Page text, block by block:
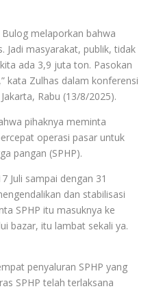
melaporkan bahwa
Jadi masyarakat, publik, tidak
ada 3,9 juta ton. Pasokan
kata Zulhas dalam konferensi
Rabu (13/8/2025).
pihaknya meminta
operasi pasar untuk
pangan (SPHP).
Juli sampai dengan 31
dan stabilisasi
SPHP itu masuknya ke
bazar, itu lambat sekali ya.
penyaluran SPHP yang
SPHP telah terlaksana